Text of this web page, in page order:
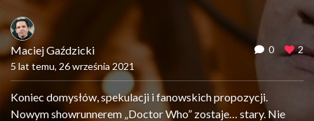
Maciej Gaździcki
5 lat temu, 26 września 2021
0 2
Koniec domysłów, spekulacji i fanowskich propozycji.
Nowym showrunnerem „Doctor Who” zostaje… stary. Nie